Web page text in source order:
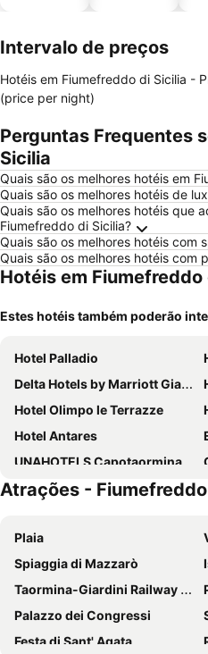
Intervalo de preços
Hotéis em Fiumefreddo di Sicilia -
(price per night)
Perguntas Frequentes
Sicilia
Quais são os melhores hotéis em
Quais são os melhores hotéis de
Quais são os melhores hotéis que
Fiumefreddo di Sicilia?
Quais são os melhores hotéis com
Quais são os melhores hotéis com
Hotéis em Fiumefreddo
Estes hotéis também poderão
Hotel Palladio
Delta Hotels by Marriott Giardini Naxos
Hotel Olimpo le Terrazze
Hotel Antares
UNAHOTELS Capotaormina
Splendid Hotel Taormina - Handwritten Collection
Hotel Isola Bella
Hotel Continental
Airone Wellness Hotel
Hotel Caparena
Panoramic Hotel Taormina
Atrações -
Plaia
Spiaggia di Mazzarò
Taormina-Giardini Railway Station
Palazzo dei Congressi
Festa di Sant' Agata